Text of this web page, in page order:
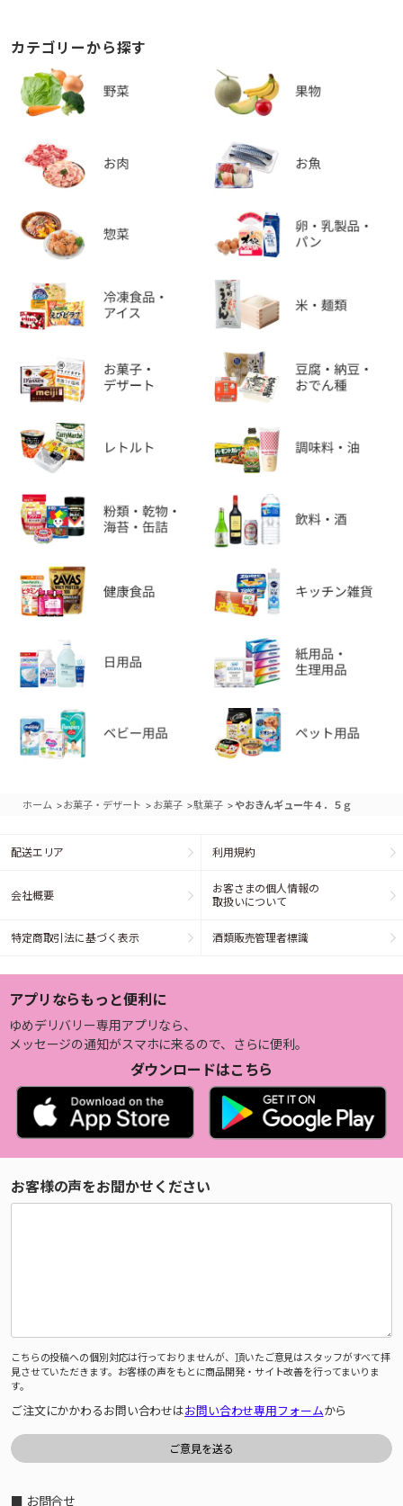
カテゴリーから探す
ホーム >お菓子・デザート > お菓子 >駄菓子 >やおきんギュー牛４．５ｇ
配送エリア 利用規約
会社概要
お客さまの個人情報の
取扱いについて
特定商取引法に基づく表示 酒類販売管理者標識
アプリならもっと便利に
ゆめデリバリー専用アプリなら、
メッセージの通知がスマホに来るので、さらに便利。
ダウンロードはこちら
お客様の声をお聞かせください
こちらの投稿への個別対応は行っておりませんが、頂いたご意見はスタッフがすべて拝
見させていただきます。お客様の声をもとに商品開発・サイト改善を行ってまいりま
す。
ご注文にかかわるお問い合わせはお問い合わせ専用フォームから
■ お問合せ